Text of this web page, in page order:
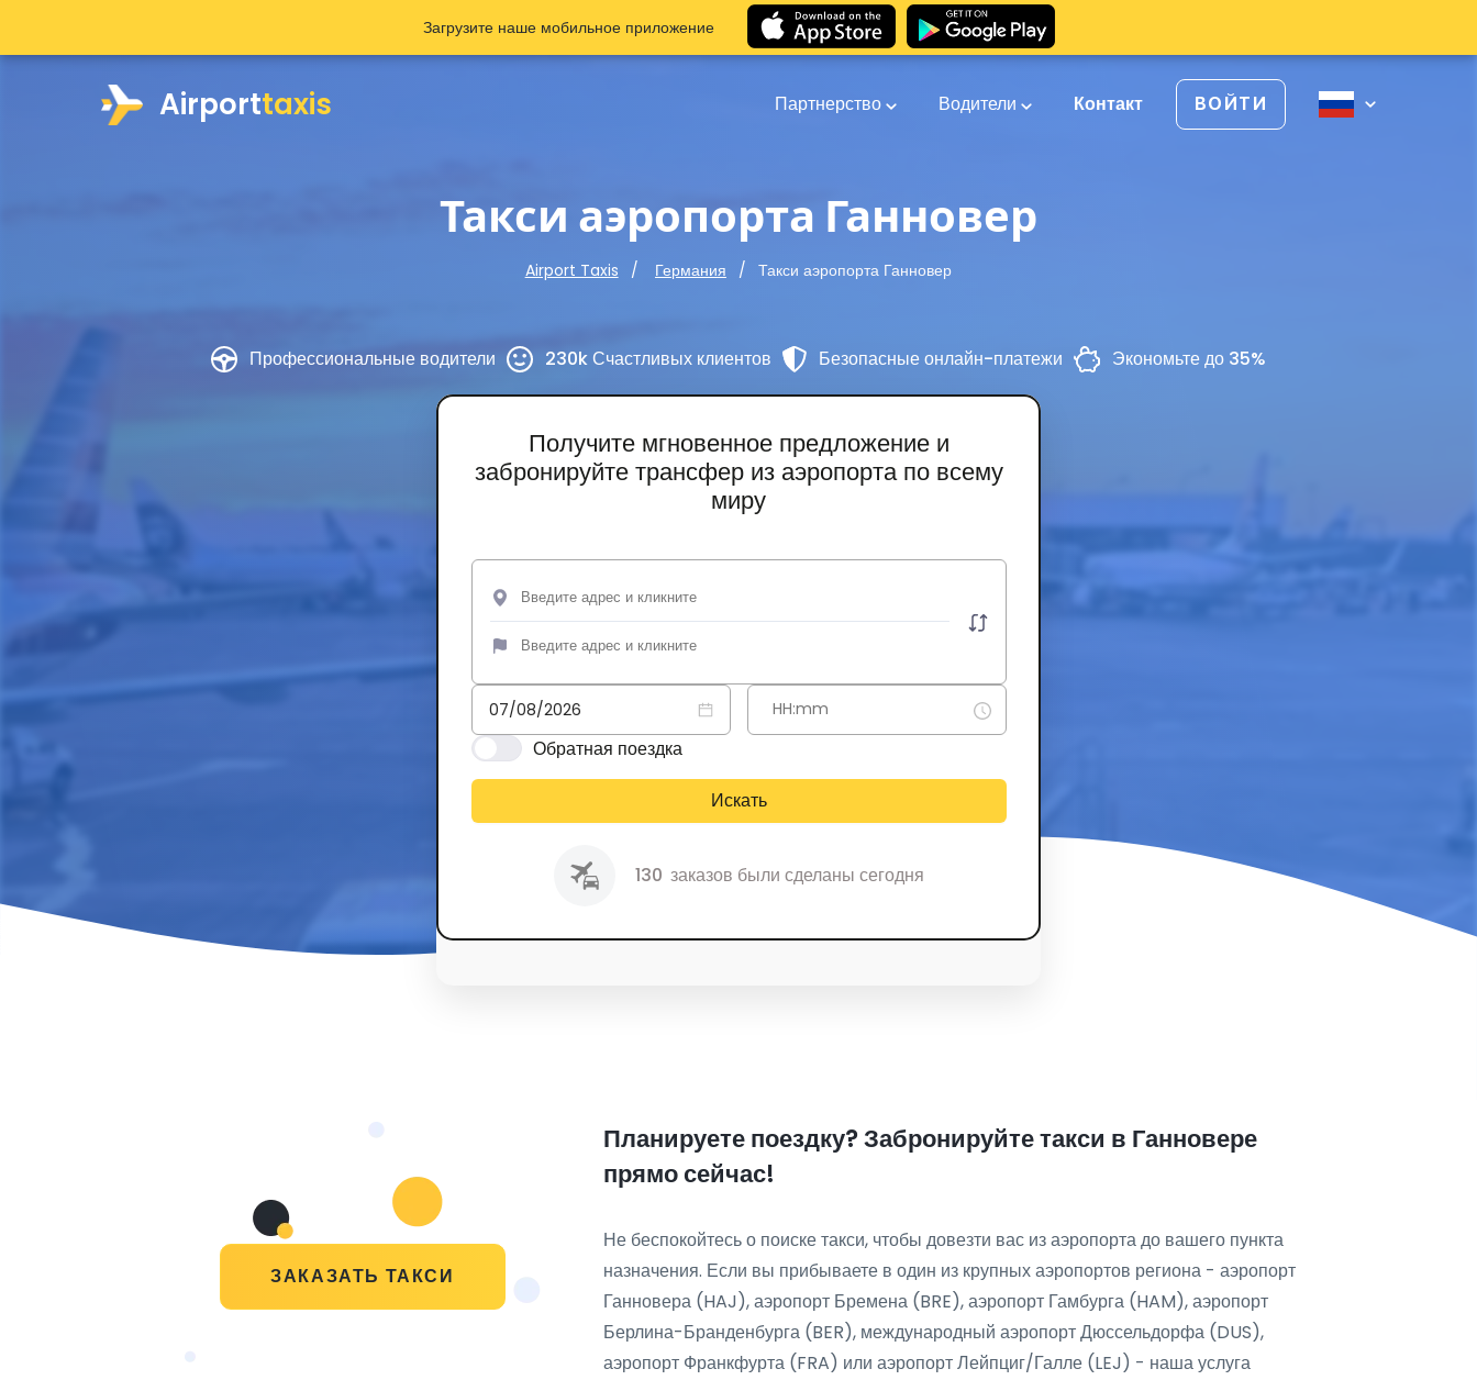
Airporttaxis Партнерство Водители Контакт ВОЙТИ
Такси аэропорта Ганновер
Airport Taxis Германия Такси аэропорта Ганновер
Профессиональные водители 230k Счастливых клиентов Безопасные онлайн-платежи Экономьте до 35%
Получите мгновенное предложение и
забронируйте трансфер из аэропорта по всему
миру
Обратная поездка
Искать
130 заказов были сделаны сегодня
Загрузите наше мобильное приложение
ЗАКАЗАТЬ ТАКСИ
Планируете поездку? Забронируйте такси в Ганновере
прямо сейчас!
Не беспокойтесь о поиске такси, чтобы довезти вас из аэропорта до вашего пункта
назначения. Если вы прибываете в один из крупных аэропортов региона - аэропорт
Ганновера (HAJ), аэропорт Бремена (BRE), аэропорт Гамбурга (HAM), аэропорт
Берлина-Бранденбурга (BER), международный аэропорт Дюссельдорфа (DUS),
аэропорт Франкфурта (FRA) или аэропорт Лейпциг/Галле (LEJ) - наша услуга